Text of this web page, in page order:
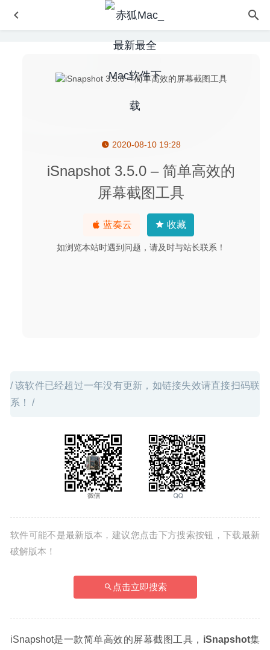
2020-08-10 19:28
iSnapshot 3.5.0 – 简单高效的
屏幕截图工具
蓝奏云 收藏
如浏览本站时遇到问题，请及时与站长联系！
/ 该软件已经超过一年没有更新，如链接失效请直接扫码联
系！ /
软件可能不是最新版本，建议您点击下方搜索按钮，下载最新
破解版本！
点击立即搜索
iSnapshot是一款简单高效的屏幕截图工具， iSnapshot集
Touch Forms Pro 7.40 – 实用的网页表单生成工具
balenaEtcher 1.18.4 – U盘启动盘制作工具 2023-03-22
Softorino YouTube Converter 2.1.16 – 简洁的Youtube 视
核爆RPG:特鲁多格勒 1.054 中文版 – 末日回合制角色扮演
2022-09-27